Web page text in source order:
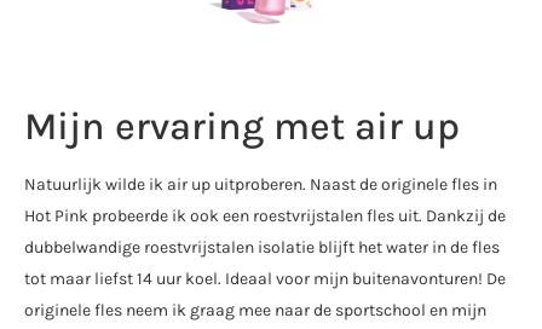
Mijn ervaring met air up
Natuurlijk wilde ik air up uitproberen. Naast de originele fles in
Hot Pink probeerde ik ook een roestvrijstalen fles uit. Dankzij de
dubbelwandige roestvrijstalen isolatie blijft het water in de fles
tot maar liefst 14 uur koel. Ideaal voor mijn buitenavonturen! De
originele fles neem ik graag mee naar de sportschool en mijn